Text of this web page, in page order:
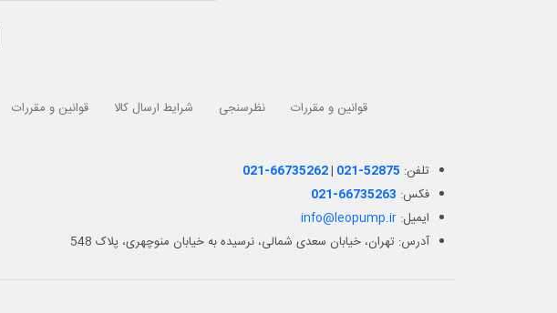
قوانین و مقررات نظرسنجی شرایط ارسال کالا قوانین و مقررات
تلفن: 021-66735262| 021-52875
فکس: 021-66735263
ایمیل:info@leopump.ir
آدرس: تهران، خیابان سعدی شمالی، نرسیده به خیابان منوچهری، پلاک 548